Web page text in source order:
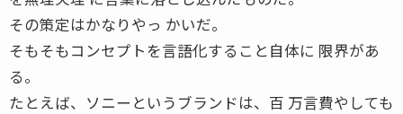
その策定はかなりやっ かいだ。
そもそもコンセプトを言語化すること自体に 限界があ
る。
たとえば、ソニーというブランドは、百 万言費やしても